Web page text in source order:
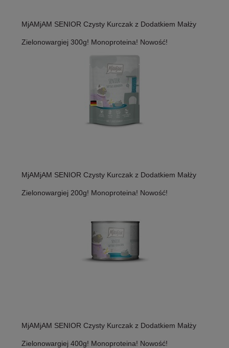
MjAMjAM SENIOR Czysty Kurczak z Dodatkiem Małży
Zielonowargiej 300g! Monoproteina! Nowość!
MjAMjAM SENIOR Czysty Kurczak z Dodatkiem Małży
Zielonowargiej 200g! Monoproteina! Nowość!
MjAMjAM SENIOR Czysty Kurczak z Dodatkiem Małży
Zielonowargiej 400g! Monoproteina! Nowość!